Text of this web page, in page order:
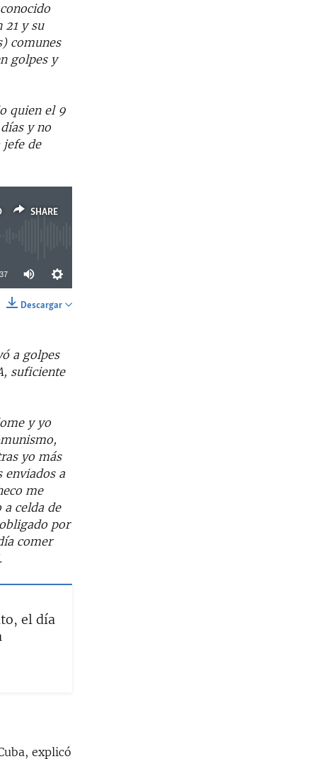
21 y su
comunes
golpes y
quien el 9
y no
jefe de
SHARE
Descargar
a golpes
suficiente
y yo
yo más
enviados a
me
celda de
por
comer
el día
explicó